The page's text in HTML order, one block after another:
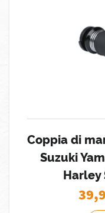
Coppia di
Suzuki
Harley